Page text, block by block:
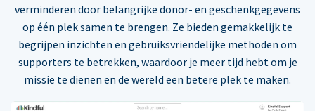
verminderen door belangrijke donor- en geschenkgegevens
op één plek samen te brengen. Ze bieden gemakkelijk te
begrijpen inzichten en gebruiksvriendelijke methoden om
supporters te betrekken, waardoor je meer tijd hebt om je
missie te dienen en de wereld een betere plek te maken.